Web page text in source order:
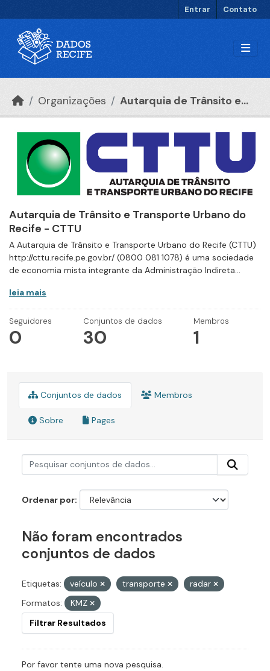
Entrar Contato
Organizações Autarquia de Trânsito e...
Autarquia de Trânsito e Transporte Urbano do
Recife - CTTU
A Autarquia de Trânsito e Transporte Urbano do Recife (CTTU)
http://cttu.recife.pe.gov.br/ (0800 081 1078) é uma sociedade
de economia mista integrante da Administração Indireta...
leia mais
Seguidores
0
Conjuntos de dados
30
Membros
1
Conjuntos de dados Membros
Sobre Pages
Ordenar por
Não foram encontrados
conjuntos de dados
Etiquetas: veículo transporte
radar
Formatos:
KMZ
Filtrar Resultados
Por favor tente uma nova pesquisa.